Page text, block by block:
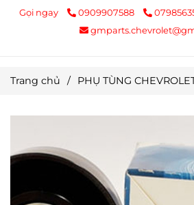
Gọi ngay 0909907588
Trang chủ / PHỤ TÙNG